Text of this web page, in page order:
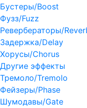
Бустеры/Boost
Фузз/Fuzz
Ревербераторы/
Задержка/Delay
Хорусы/Chorus
Другие эффекты
Тремоло/Tremolo
Фейзеры/Phase
Шумодавы/Gate